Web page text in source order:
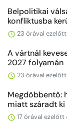
Belpolitikai
konfliktusba
23 órával ezelőtt
A vártnál
2027 folyamán
23 órával ezelőtt
Megdöbbentő:
miatt száradt ki
17 órával ezelőtt